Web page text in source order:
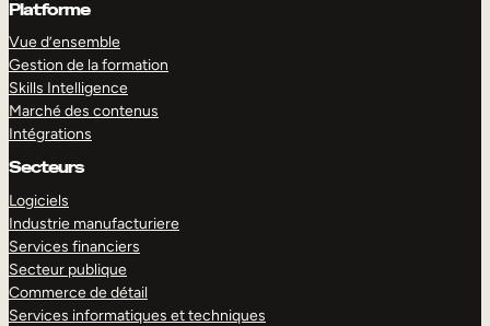
Platforme
Vue d’ensemble
Gestion de la formation
Skills Intelligence
Marché des contenus
Intégrations
Secteurs
Logiciels
Industrie manufacturiere
Services financiers
Secteur publique
Commerce de détail
Services informatiques et techniques